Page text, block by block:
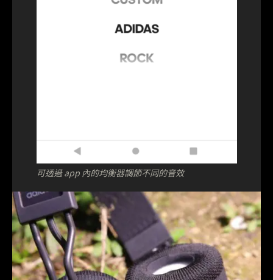
可透過 app 內的均衡器調節不同的音效